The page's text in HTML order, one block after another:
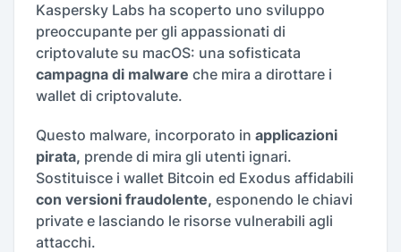
Kaspersky Labs ha scoperto uno sviluppo
preoccupante per gli appassionati di
criptovalute su macOS: una sofisticata
campagna di malware che mira a dirottare i
wallet di criptovalute.
Questo malware, incorporato in applicazioni
pirata, prende di mira gli utenti ignari.
Sostituisce i wallet Bitcoin ed Exodus affidabili
con versioni fraudolente, esponendo le chiavi
private e lasciando le risorse vulnerabili agli
attacchi.